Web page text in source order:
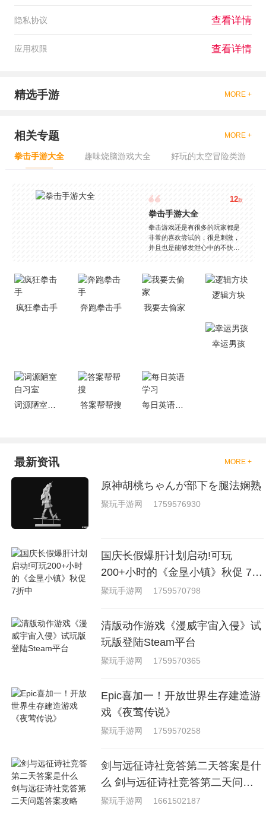
隐私协议 查看详情
应用权限 查看详情
精选手游 MORE +
相关专题 MORE +
拳击手游大全 趣味烧脑游戏大全 好玩的太空冒险类游
12款
拳击手游大全
拳击游戏还是有很多的玩家都是
非常的喜欢尝试的，很是刺激，
并且也是能够发泄心中的不快
是一些格斗的游戏，其实是非常
的有趣，也是相当的刺激的，游
戏中是有一些不同的场景都是能
够去进行体验的，我们也是能够
就是收集了一些有意思的拳击游
戏，相信你们一定会喜欢的。
疯狂拳击手 奔跑拳击手 我要去偷家
逻辑方块
幸运男孩
答案帮帮搜 每日英语学习
最新资讯 MORE +
原神胡桃ちゃんが部下を腿法娴熟
聚玩手游网 1759576930
国庆长假爆肝计划启动!可玩
200+小时的《金垦小镇》秋促 7折
中
聚玩手游网 1759570798
清版动作游戏《漫威宇宙入侵》试
玩版登陆Steam平台
聚玩手游网 1759570365
Epic喜加一！开放世界生存建造游
戏《夜莺传说》
聚玩手游网 1759570258
剑与远征诗社竞答第二天答案是什
么 剑与远征诗社竞答第二天问题
答案攻略
聚玩手游网 1661502187